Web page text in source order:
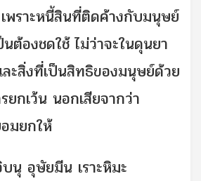
หนี้สินที่ติดค้างกับมนุษย์
ต้องชดใช้ ไม่ว่าจะในดุนยา
ละสิ่งที่เป็นสิทธิของมนุษย์ด้วย
ยกเว้น นอกเสียจากว่า
มยกให้
ยมีน เราะหิมะ